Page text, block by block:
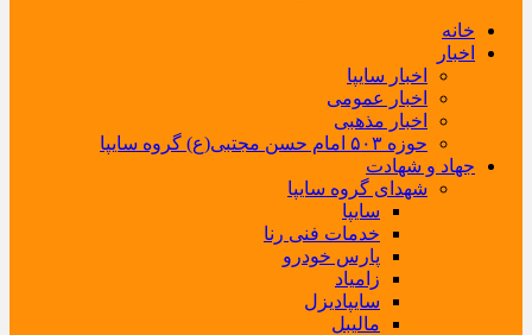
خانه
اخبار
اخبار سایپا
اخبار عمومی
اخبار مذهبی
حوزه ۵۰۳ امام حسن مجتبی(ع) گروه سایپا
جهاد و شهادت
شهدای گروه سایپا
سایپا
خدمات فنی رنا
پارس خودرو
زامیاد
سایپادیزل
مالیبل